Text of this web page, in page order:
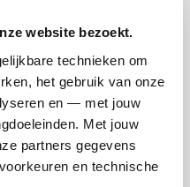
website bezoekt.
technieken om
het gebruik van onze
en — met jouw
Met jouw
partners gegevens
en technische